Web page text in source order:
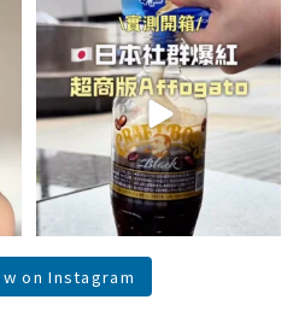
\🇯🇵日本爆紅!超商版Affogato
🍨☕️/
🏷️#吉推日本🇯🇵...
118 26
on Instagram